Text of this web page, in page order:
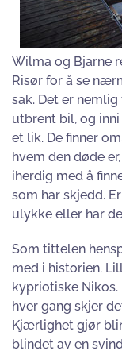
Wilma og Bjarne
Risør for å se
sak. Det er nemlig
utbrent bil, og
et lik. De finner
hvem den døde
iherdig med å
som har skjedd.
ulykke eller har
Som tittelen
med i historien.
kypriotiske
hver gang skjer
Kjærlighet gjør
blindet av en